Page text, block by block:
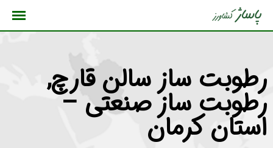
پرش
رطوبت ساز سالن قارچ,
رطوبت ساز صنعتی –
استان کرمان